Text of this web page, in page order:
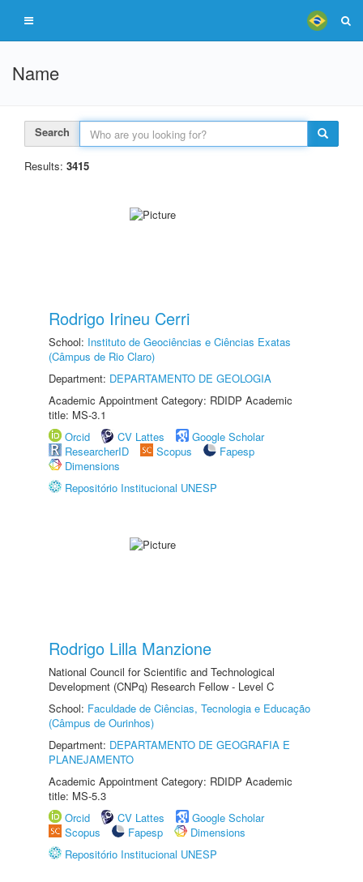
Name
Search
Results: 3415
Rodrigo Irineu Cerri
School: Instituto de Geociências e Ciências Exatas
(Câmpus de Rio Claro)
Department: DEPARTAMENTO DE GEOLOGIA
Academic Appointment Category: RDIDP Academic
title: MS-3.1
Orcid
CV Lattes
Google Scholar
ResearcherID
Scopus
Fapesp
Dimensions
Repositório Institucional UNESP
Rodrigo Lilla Manzione
National Council for Scientific and Technological
Development (CNPq) Research Fellow - Level C
School: Faculdade de Ciências, Tecnologia e Educação
(Câmpus de Ourinhos)
Department: DEPARTAMENTO DE GEOGRAFIA E
PLANEJAMENTO
Academic Appointment Category: RDIDP Academic
title: MS-5.3
Orcid
CV Lattes
Google Scholar
Scopus
Fapesp
Dimensions
Repositório Institucional UNESP